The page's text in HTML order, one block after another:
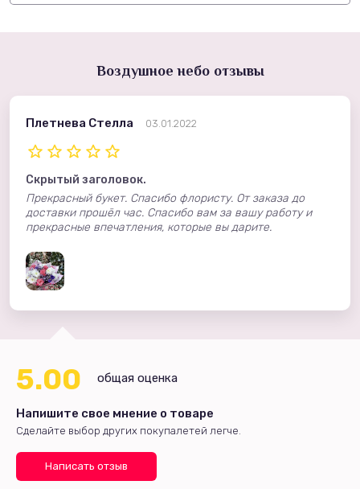
Воздушное небо отзывы
Плетнева Стелла 03.01.2022
Скрытый заголовок.
Прекрасный букет. Спасибо флористу. От заказа до
доставки прошёл час. Спасибо вам за вашу работу и
прекрасные впечатления, которые вы дарите.
Напишите свое мнение о товаре
Сделайте выбор других покупалетей легче.
Написать отзыв
5.00 общая оценка